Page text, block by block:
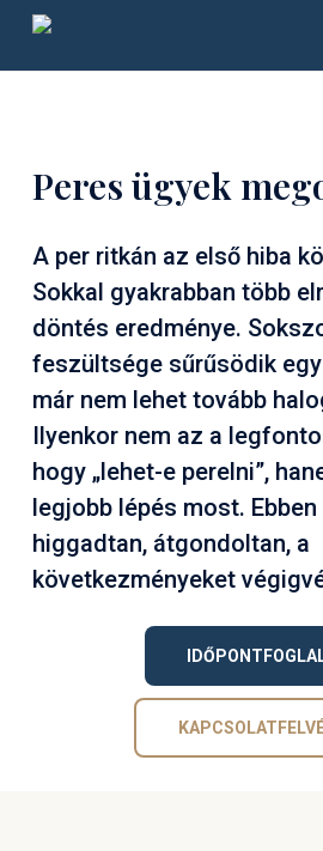
Skip
main
Peres ügyek
A per ritkán az első hiba
Sokkal gyakrabban több
döntés eredménye.
feszültsége sűrűsödik
már nem lehet tovább
Ilyenkor nem az a
hogy „lehet-e perelni”,
legjobb lépés most.
higgadtan, átgondoltan, a
következményeket